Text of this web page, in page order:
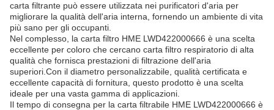
carta filtrante può essere utilizzata nei purificatori d'aria per
migliorare la qualità dell'aria interna, fornendo un ambiente di vita
più sano per gli occupanti.
Nel complesso, la carta filtro HME LWD422000666 è una scelta
eccellente per coloro che cercano carta filtro respiratorio di alta
qualità che fornisca prestazioni di filtrazione dell'aria
superiori.Con il diametro personalizzabile, qualità certificata e
eccellente capacità di fornitura, questo prodotto è una scelta
ideale per una vasta gamma di applicazioni.
Il tempo di consegna per la carta filtrabile HME LWD422000666 è